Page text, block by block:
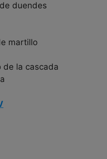
duendes
martillo
de la cascada